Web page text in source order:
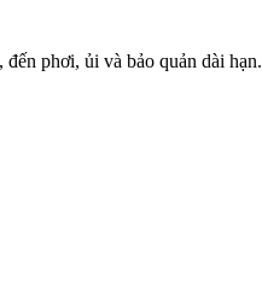
phơi, ủi và bảo quản dài hạn.